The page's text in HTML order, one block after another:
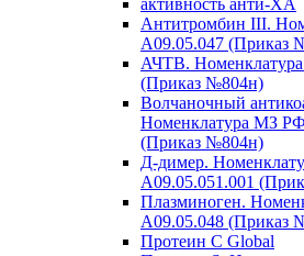
активность анти-ХА
Антитромбин III.
A09.05.047 (Приказ
АЧТВ.
(Приказ №804н)
Волчаночный
Номенклатура МЗ
(Приказ №804н)
Д-димер.
A09.05.051.001
Плазминоген.
A09.05.048 (Приказ
Протеин C Global